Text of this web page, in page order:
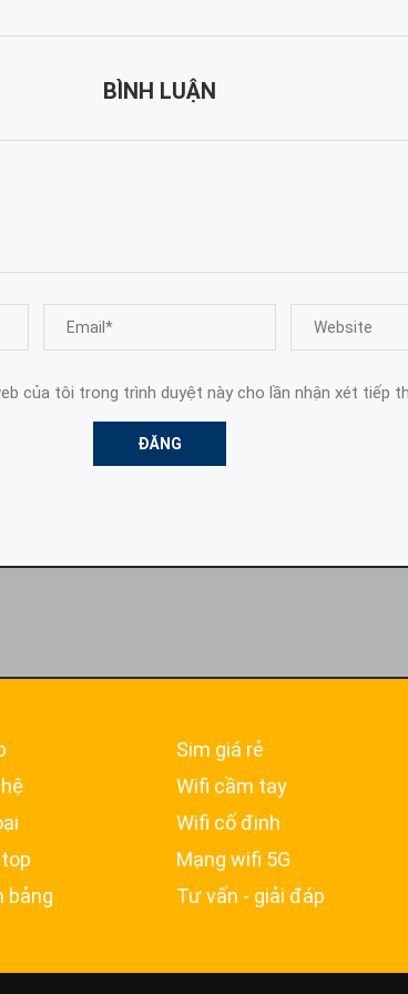
BÌNH LUẬN
của tôi trong trình duyệt này cho lần nhận xét tiếp
bảng
Sim giá rẻ
Wifi cầm tay
Wifi cố định
Mạng wifi 5G
Tư vấn - giải đáp